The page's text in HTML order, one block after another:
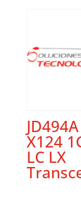
X124
LC LX